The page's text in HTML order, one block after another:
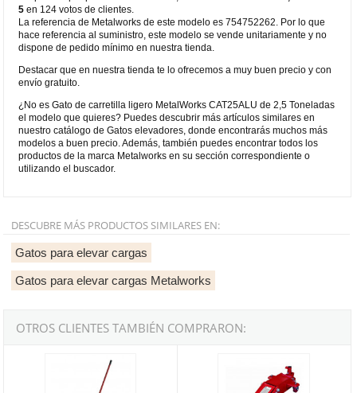
5 en 124 votos de clientes.
La referencia de Metalworks de este modelo es 754752262. Por lo que
hace referencia al suministro, este modelo se vende unitariamente y no
dispone de pedido mínimo en nuestra tienda.
Destacar que en nuestra tienda te lo ofrecemos a muy buen precio y con
envío gratuito.
¿No es Gato de carretilla ligero MetalWorks CAT25ALU de 2,5 Toneladas
el modelo que quieres? Puedes descubrir más artículos similares en
nuestro catálogo de Gatos elevadores, donde encontrarás muchos más
modelos a buen precio. Además, también puedes encontrar todos los
productos de la marca Metalworks en su sección correspondiente o
utilizando el buscador.
DESCUBRE MÁS PRODUCTOS SIMILARES EN:
Gatos para elevar cargas
Gatos para elevar cargas Metalworks
OTROS CLIENTES TAMBIÉN COMPRARON: